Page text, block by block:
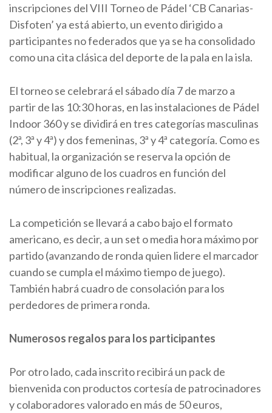
inscripciones del VIII Torneo de Pádel ‘CB Canarias-
Disfoten’ ya está abierto, un evento dirigido a
participantes no federados que ya se ha consolidado
como una cita clásica del deporte de la pala en la isla.
El torneo se celebrará el sábado día 7 de marzo a
partir de las 10:30 horas, en las instalaciones de Pádel
Indoor 360 y se dividirá en tres categorías masculinas
(2ª, 3ª y 4ª) y dos femeninas, 3ª y 4ª categoría. Como es
habitual, la organización se reserva la opción de
modificar alguno de los cuadros en función del
número de inscripciones realizadas.
La competición se llevará a cabo bajo el formato
americano, es decir, a un set o media hora máximo por
partido (avanzando de ronda quien lidere el marcador
cuando se cumpla el máximo tiempo de juego).
También habrá cuadro de consolación para los
perdedores de primera ronda.
Numerosos regalos para los participantes
Por otro lado, cada inscrito recibirá un pack de
bienvenida con productos cortesía de patrocinadores
y colaboradores valorado en más de 50 euros,